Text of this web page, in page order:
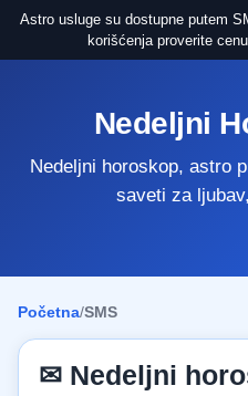
Astro usluge su dostupne putem
korišćenja proverite
Nedeljni
Nedeljni horoskop, astro
saveti za
Početna/SMS
✉ Nedeljni